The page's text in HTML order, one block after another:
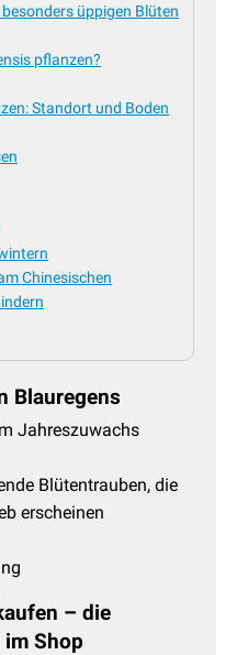
üppigen Blüten
pflanzen?
Standort und Boden
Chinesischen
Blauregens
Jahreszuwachs
Blütentrauben, die
erscheinen
– die
Shop